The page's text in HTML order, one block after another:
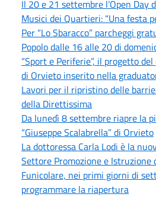
Il 20 e 21 settembre l’Open Day
Musici dei Quartieri: “Una festa
Per “Lo Sbaracco” parcheggi
Popolo dalle 16 alle 20 di
“Sport e Periferie”, il progetto
di Orvieto inserito nella
Lavori per il ripristino delle
della Direttissima
Da lunedì 8 settembre riapre la
“Giuseppe Scalabrella” di Orvieto
La dottoressa Carla Lodi è la
Settore Promozione e Istruzione
Funicolare, nei primi giorni di
programmare la riapertura